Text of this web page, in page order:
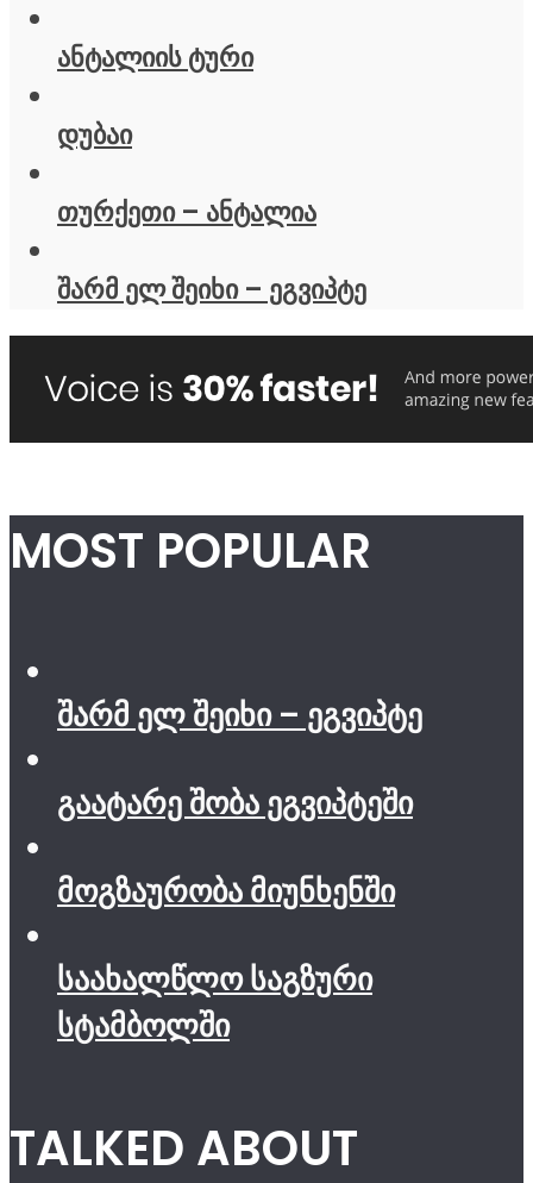
ანტალიის ტური
დუბაი
თურქეთი – ანტალია
შარმ ელ შეიხი – ეგვიპტე
MOST POPULAR
შარმ ელ შეიხი – ეგვიპტე
გაატარე შობა ეგვიპტეში
მოგზაურობა მიუნხენში
საახალწლო საგზური
სტამბოლში
TALKED ABOUT